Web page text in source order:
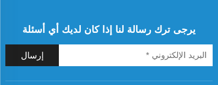
يرجى ترك رسالة لنا إذا كان لديك أي أسئلة
إرسال